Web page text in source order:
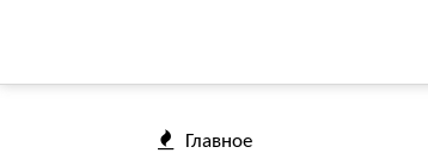
Главное